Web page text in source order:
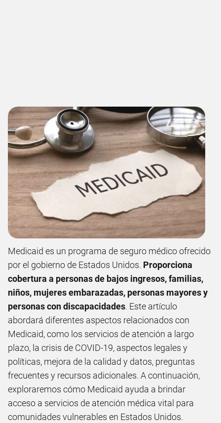
Medicaid es un programa de seguro médico ofrecido
por el gobierno de Estados Unidos. Proporciona
cobertura a personas de bajos ingresos, familias,
niños, mujeres embarazadas, personas mayores y
personas con discapacidades. Este artículo
abordará diferentes aspectos relacionados con
Medicaid, como los servicios de atención a largo
plazo, la crisis de COVID-19, aspectos legales y
políticas, mejora de la calidad y datos, preguntas
frecuentes y recursos adicionales. A continuación,
exploraremos cómo Medicaid ayuda a brindar
acceso a servicios de atención médica vital para
comunidades vulnerables en Estados Unidos.